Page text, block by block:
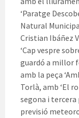
‘Paratge
Natural
Cristian Ibáñez
‘Cap vespre
guardó a millor
amb la peça
Torlà, amb ‘El
segona i tercera
previsió